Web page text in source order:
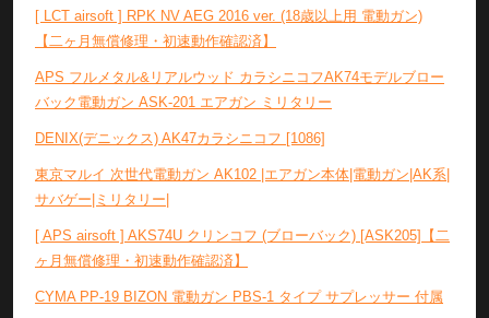
[ LCT airsoft ] RPK NV AEG 2016 ver. (18歳以上用 電動ガン)
【二ヶ月無償修理・初速動作確認済】
APS フルメタル&リアルウッド カラシニコフAK74モデルブロー
バック電動ガン ASK-201 エアガン ミリタリー
DENIX(デニックス) AK47カラシニコフ [1086]
東京マルイ 次世代電動ガン AK102 |エアガン本体|電動ガン|AK系|
サバゲー|ミリタリー|
[ APS airsoft ] AKS74U クリンコフ (ブローバック) [ASK205]【二
ヶ月無償修理・初速動作確認済】
CYMA PP-19 BIZON 電動ガン PBS-1 タイプ サプレッサー 付属